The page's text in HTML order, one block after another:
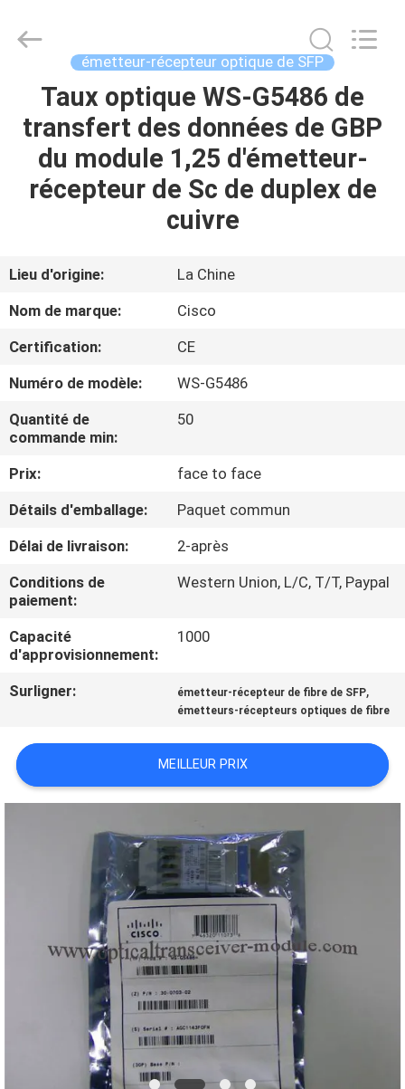
LA
MAISON
VIDÉOS
PROPOS
DE
NOUS
VISITE
DE
L'USINE
CONTRÔLE
DE
LA
QUALITÉ
NOUS
CONTACTER
NOUVELLES
AFFAIRES
Equipment
émetteur-récepteur optique de SFP
Taux optique WS-G5486 de
transfert des données de GBP
du module 1,25 d'émetteur-
récepteur de Sc de duplex de
cuivre
Lieu d'origine:
La Chine
Nom de marque:
Cisco
Certification:
CE
Numéro de modèle:
WS-G5486
Quantité de
commande min:
50
Prix:
face to face
Détails d'emballage:
Paquet commun
Délai de livraison:
2-après
Conditions de
paiement:
Western Union, L/C, T/T, Paypal
Capacité
d'approvisionnement:
1000
Surligner: émetteur-récepteur de fibre de SFP,
émetteurs-récepteurs optiques de fibre
MEILLEUR PRIX